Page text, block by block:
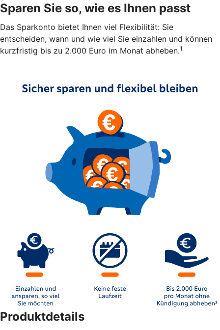
Sparen Sie so, wie es Ihnen passt
Das Sparkonto bietet Ihnen viel Flexibilität: Sie
entscheiden, wann und wie viel Sie einzahlen und können
kurzfristig bis zu 2.000 Euro im Monat abheben.1
Produktdetails